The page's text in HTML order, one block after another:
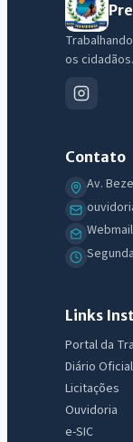
os cidadãos.
Contato
Av.
Links
Portal da
Diário Oficial
Licitações
Ouvidoria
e-SIC
IntGest AI
Assistente do
Olá. Pergunte
licitações,